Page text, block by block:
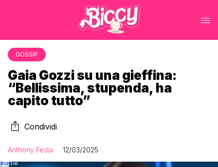
GOSSIP
Gaia Gozzi su una gieffina:
“Bellissima, stupenda, ha
capito tutto”
Condividi
Anthony Festa 12/03/2025